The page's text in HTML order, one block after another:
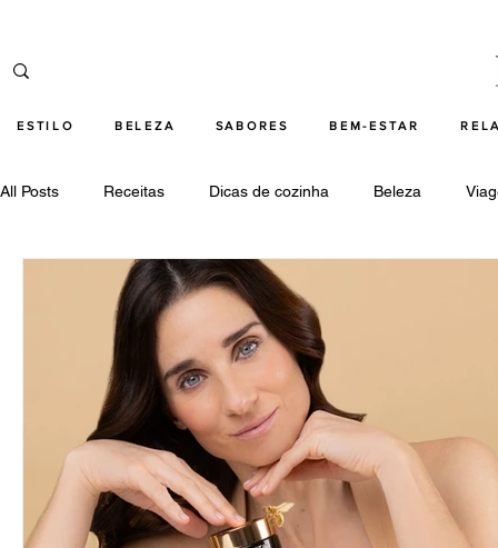
ESTILO BELEZA SABORES BEM-ESTAR
All Posts Receitas Dicas de cozinha Beleza
Relações Tecnologia
Destaques cultura Destaques bem-estar
Destaques tecnologia armani